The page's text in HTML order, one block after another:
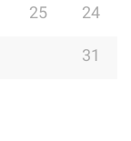
24
25
31